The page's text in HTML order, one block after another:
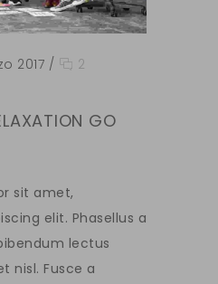
2017 /
2
GO
sit amet,
elit. Phasellus a
lectus
nisl. Fusce a